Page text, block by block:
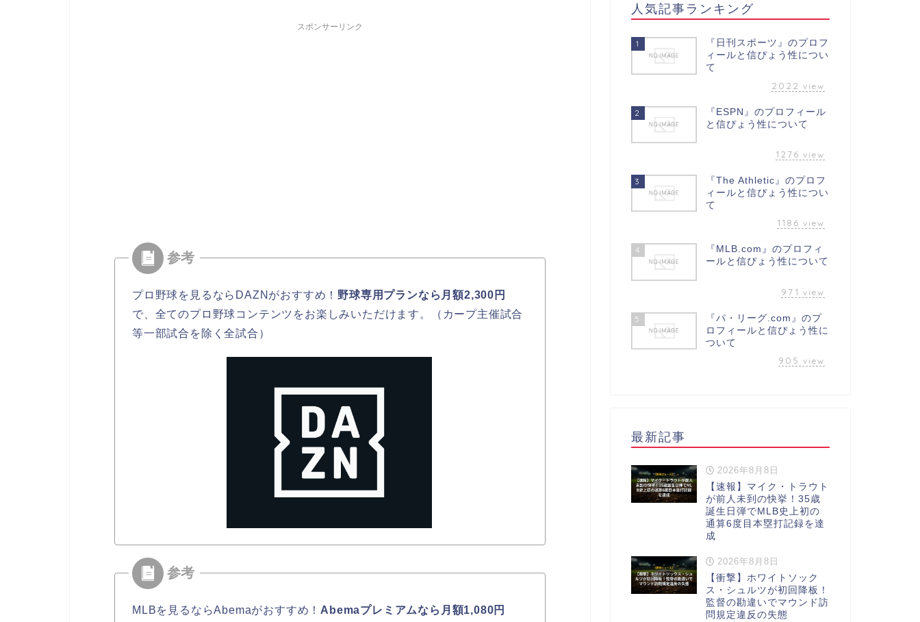
スポンサーリンク
プロ野球を見るならDAZNがおすすめ！ 野球専用プランなら月額2,300円
で、全てのプロ野球コンテンツをお楽しみいただけます。（カープ主催試合
等一部試合を除く全試合）
MLBを見るならAbemaがおすすめ！ Abemaプレミアムなら月額1,080円
人気記事ランキング
1
『日刊スポーツ』のプロフ
ィールと信ぴょう性につい
て
2022 view
2
『ESPN』のプロフィール
と信ぴょう性について
1276 view
3
『The Athletic』のプロフ
ィールと信ぴょう性につい
て
1186 view
4
『MLB.com』のプロフィ
ールと信ぴょう性について
971 view
5
『パ・リーグ.com』のプ
ロフィールと信ぴょう性に
ついて
905 view
最新記事
2026年8月8日
【速報】マイク・トラウト
が前人未到の快挙！35歳
誕生日弾でMLB史上初の
通算6度目本塁打記録を達
成
2026年8月8日
【衝撃】ホワイトソック
ス・シュルツが初回降板！
監督の勘違いでマウンド訪
問規定違反の失態